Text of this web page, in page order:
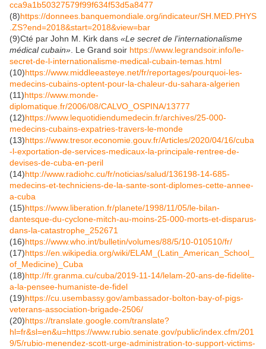
cca9a1b50327579f99f634f53d5a8477
(8)https://donnees.banquemondiale.org/indicateur/SH.MED.PHYS
.ZS?end=2018&start=2018&view=bar
(9)Cté par John M. Kirk dans «Le secret de l’internationalisme
médical cubain» . Le Grand soir https://www.legrandsoir.info/le-
secret-de-l-internationalisme-medical-cubain-temas.html
(10)https://www.middleeasteye.net/fr/reportages/pourquoi-les-
medecins-cubains-optent-pour-la-chaleur-du-sahara-algerien
(11)https://www.monde-
diplomatique.fr/2006/08/CALVO_OSPINA/13777
(12)https://www.lequotidiendumedecin.fr/archives/25-000-
medecins-cubains-expatries-travers-le-monde
(13)https://www.tresor.economie.gouv.fr/Articles/2020/04/16/cuba
-l-exportation-de-services-medicaux-la-principale-rentree-de-
devises-de-cuba-en-peril
(14)http://www.radiohc.cu/fr/noticias/salud/136198-14-685-
medecins-et-techniciens-de-la-sante-sont-diplomes-cette-annee-
a-cuba
(15)https://www.liberation.fr/planete/1998/11/05/le-bilan-
dantesque-du-cyclone-mitch-au-moins-25-000-morts-et-disparus-
dans-la-catastrophe_252671
(16)https://www.who.int/bulletin/volumes/88/5/10-010510/fr/
(17)https://en.wikipedia.org/wiki/ELAM_(Latin_American_School_
of_Medicine)_Cuba
(18)http://fr.granma.cu/cuba/2019-11-14/lelam-20-ans-de-fidelite-
a-la-pensee-humaniste-de-fidel
(19)https://cu.usembassy.gov/ambassador-bolton-bay-of-pigs-
veterans-association-brigade-2506/
(20)https://translate.google.com/translate?
hl=fr&sl=en&u=https://www.rubio.senate.gov/public/index.cfm/201
9/5/rubio-menendez-scott-urge-administration-to-support-victims-